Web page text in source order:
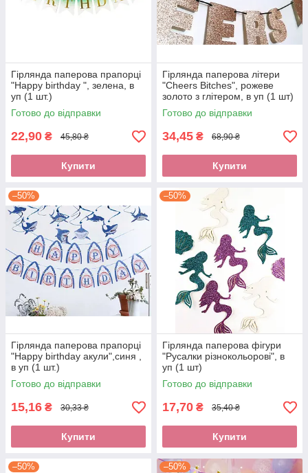
Гірлянда паперова прапорці
"Happy birthday ", зелена, в
уп (1 шт.)
Готово до відправки
22,90 ₴ 45,80 ₴
Купити
Гірлянда паперова літери
"Cheers Bitches", рожеве
золото з глітером, в уп (1 шт)
Готово до відправки
34,45 ₴ 68,90 ₴
Купити
–50%
Гірлянда паперова прапорці
"Happy birthday акули",синя ,
в уп (1 шт.)
Готово до відправки
15,16 ₴ 30,33 ₴
Купити
–50%
Гірлянда паперова фігури
"Русалки різнокольорові", в
уп (1 шт)
Готово до відправки
17,70 ₴ 35,40 ₴
Купити
–50% –50%